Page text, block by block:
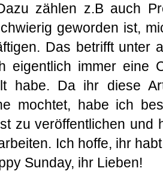
zählen z.B auch
geworden ist,
Das betrifft unter
eigentlich immer eine
habe. Da ihr diese
mochtet, habe ich
zu veröffentlichen und
Ich hoffe, ihr
Sunday, ihr Lieben!